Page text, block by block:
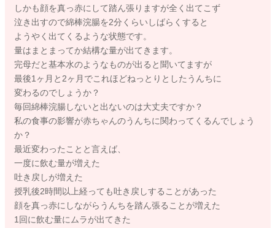
しかも顔を真っ赤にして踏ん張りますが全く出てこず
泣き出すので綿棒浣腸を2分くらいしばらくすると
ようやく出てくるような状態です。
量はまとまってか結構な量が出てきます。
完母だと基本水のようなものが出ると聞いてますが
最後1ヶ月と2ヶ月でこれほどねっとりとしたうんちに
変わるのでしょうか？
毎回綿棒浣腸しないと出ないのは大丈夫ですか？
私の食事の影響が赤ちゃんのうんちに関わってくるんでしょう
か？
最近変わったことと言えば、
一度に飲む量が増えた
吐き戻しが増えた
授乳後2時間以上経っても吐き戻しすることがあった
顔を真っ赤にしながらうんちを踏ん張ることが増えた
1回に飲む量にムラが出てきた